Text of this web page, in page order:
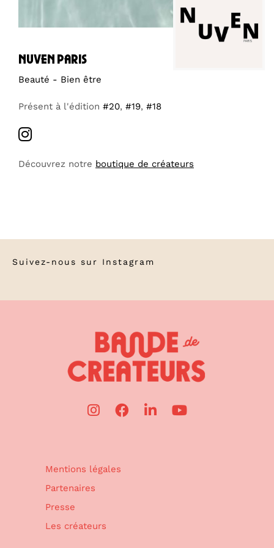
nuven paris
Beauté - Bien être
Présent à l'édition #20, #19, #18
Découvrez notre boutique de créateurs
Suivez-nous sur Instagram
Mentions légales
Partenaires
Presse
Les créateurs